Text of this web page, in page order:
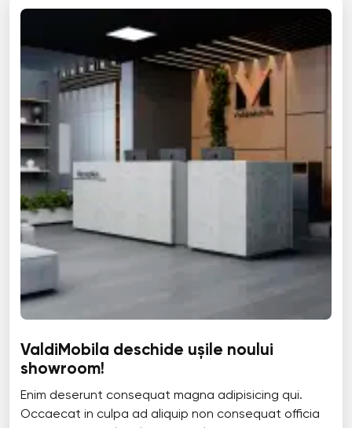
ValdiMobila deschide ușile noului
showroom!
Enim deserunt consequat magna adipisicing qui.
Occaecat in culpa ad aliquip non consequat officia